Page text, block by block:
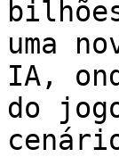
uma
IA,
do